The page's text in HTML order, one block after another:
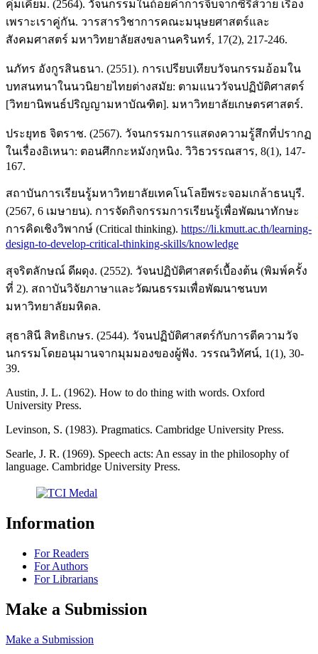
คุ่มเคี่ยม. (2564). วัจนกรรมในถ้อยคำการจีบจากซีรีส์วาย เรื่อง
เพราะเราคู่กัน. วารสารวิชาการคณะมนุษยศาสตร์และ
สังคมศาสตร์ มหาวิทยาลัยสงขลานครินทร์, 17(2), 217-246.
นภัทร อังกูรสินธนา. (2551). การเปรียบเทียบวัจนกรรมอ้อมใน
บทสนทนาในนวนิยายไทยต่างสมัย: ตามแนววัจนปฏิบัติศาสตร์
[วิทยานิพนธ์ปริญญามหาบัณฑิต]. มหาวิทยาลัยเกษตรศาสตร์.
ประยุทธ จิตราช. (2567). วัจนกรรมการแสดงความรู้สึกที่ปรากฏ
ในเรื่องอิเหนา: ตอนศึกกะหมังกุหนิง. วิวิธวรรณสาร, 8(1), 147-
167.
สถาบันการเรียนรู้มหาวิทยาลัยเทคโนโลยีพระจอมเกล้าธนบุรี.
(2567, 6 เมษายน). การจัดกิจกรรมการเรียนรู้เพื่อพัฒนาทักษะ
การคิดเชิงวิพากษ์ (Critical thinking). https://li.kmutt.ac.th/learning-
design-to-develop-critical-thinking-skills/knowledge
สุจริตลักษณ์ ดีผดุง. (2552). วัจนปฏิบัติศาสตร์เบื้องต้น (พิมพ์ครั้ง
ที่ 2). สถาบันวิจัยภาษาและวัฒนธรรมเพื่อพัฒนาชนบท
มหาวิทยาลัยมหิดล.
สุธาสินี สิทธิเกษร. (2544). วัจนปฏิบัติศาสตร์กับการตีความวัจ
นกรรมโดยอนุมานจากมุมมองของผู้ฟัง. วรรณวิทัศน์, 1(1), 30-
39.
Austin, J. L. (1962). How to do thing with words. Oxford
University Press.
Levinson, S. (1983). Pragmatics. Cambridge University Press.
Searle, J. R. (1969). Speech acts: An essay in the philosophy of
language. Cambridge University Press.
Information
For Readers
For Authors
For Librarians
Make a Submission
Make a Submission